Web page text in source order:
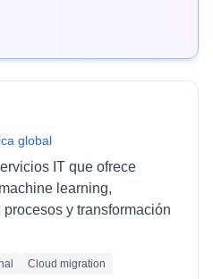
global
IT que ofrece
learning,
y transformación
Cloud migration